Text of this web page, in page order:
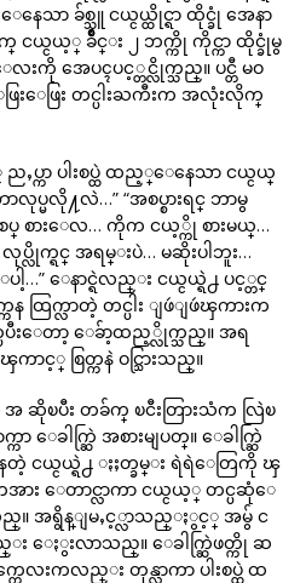
ေသာ ခ်စ္သူ ငယ္ငယ္ထိုင္ရာ ထိုင္ခုံ အေနာ
က္ ငယ္ငယ့္ ခ်ိဳင္း ၂ ဘက္ကို ကိုင္ကာ ထိုင္ခုံမွ
းကို အေပၚပင့္တင္လိုက္သည္။ ပင္တီ မဝ
းေဖြး တင္ပါးႀကီးက အလုံးလိုက္
ပ္ကာ ပါးစပ္ထဲ ထည့္ေနေသာ ငယ္ငယ္
လုပ္မလို႔လဲ…” “အစပ္စားရင္ ဘာမွ
ပ္ စားေလ… ကိုက ငယ့္ကို စားမယ္…
လိုက္ရင္ အရမ္းပဲ… မဆိုးပါဘူး…
ေနာင္ရဲလည္း ငယ္ငယ္ရဲ႕ ပင့္တင္
ထြက္လာတဲ့ တင္ပါး ျဖဴျဖဴၾကားက
ပီးေတာ့ ေခ်ာ့ထည့္လိုက္သည္။ အရ
စြတ္ကနဲ ဝင္သြားသည္။
ၿပီး တခ်က္ ၿငီးတြားသံက လြဲၿ
ကာ ေခါက္ဆြဲ အစားမျပတ္။ ေခါက္ဆြဲ
ေနတဲ့ ငယ္ငယ္ရဲ႕ ႏႈတ္ခမ္း ရဲရဲေတြကို ၾ
ား ေတာင္လာကာ ငယ္ငယ့္ တင္ပဆုံေ
။ အရွိန္ျမႇင့္လာသည္ႏွင့္ အမွ် င
ည္း ေႏွးလာသည္။ ေခါက္ဆြဲဖတ္ကို ဆ
လးကလည္း တုန္လာကာ ပါးစပ္ထဲ ထ